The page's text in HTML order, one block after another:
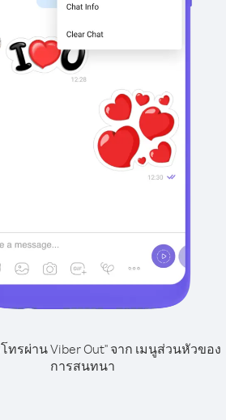
โทรผ่าน Viber Out" จาก เมนูส่วนหัวของ
การสนทนา